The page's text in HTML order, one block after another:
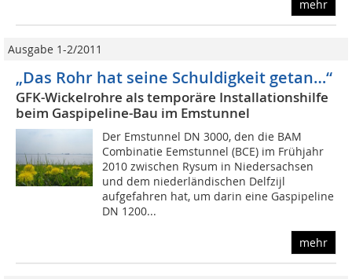
mehr
Ausgabe 1-2/2011
„Das Rohr hat seine Schuldigkeit getan…“
GFK-Wickelrohre als temporäre Installationshilfe
beim Gaspipeline-Bau im Emstunnel
Der Emstunnel DN 3000, den die BAM
Combinatie Eemstunnel (BCE) im Frühjahr
2010 zwischen Rysum in Niedersachsen
und dem niederländischen Delfzijl
aufgefahren hat, um darin eine Gaspipeline
DN 1200...
mehr